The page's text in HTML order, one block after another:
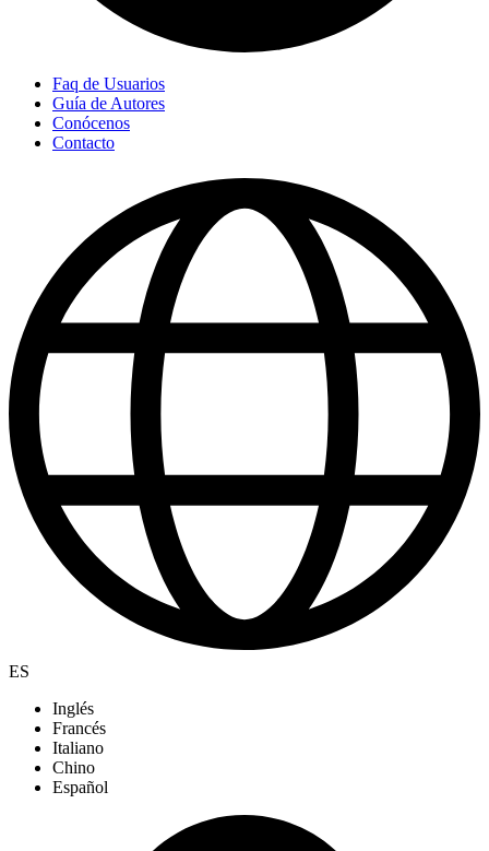
Faq de Usuarios
Guía de Autores
Conócenos
Contacto
ES
Inglés
Francés
Italiano
Chino
Español